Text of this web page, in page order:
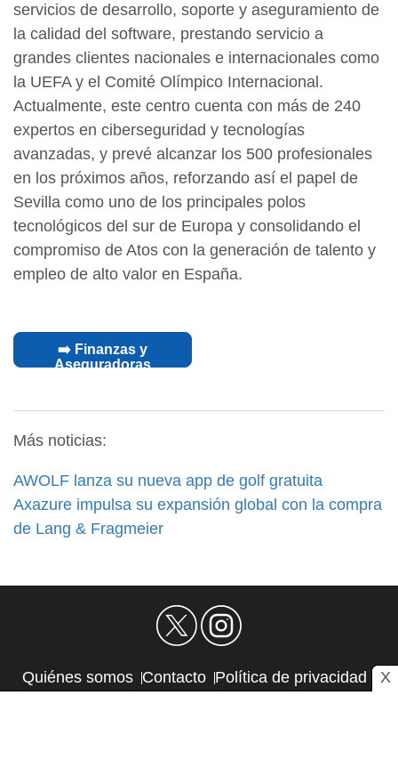
servicios de desarrollo, soporte y aseguramiento de
la calidad del software, prestando servicio a
grandes clientes nacionales e internacionales como
la UEFA y el Comité Olímpico Internacional.
Actualmente, este centro cuenta con más de 240
expertos en ciberseguridad y tecnologías
avanzadas, y prevé alcanzar los 500 profesionales
en los próximos años, reforzando así el papel de
Sevilla como uno de los principales polos
tecnológicos del sur de Europa y consolidando el
compromiso de Atos con la generación de talento y
empleo de alto valor en España.
➡️ Finanzas y
Aseguradoras
Más noticias:
AWOLF lanza su nueva app de golf gratuita
Axazure impulsa su expansión global con la compra
de Lang & Fragmeier
Quiénes somos Contacto Política de privacidad
X